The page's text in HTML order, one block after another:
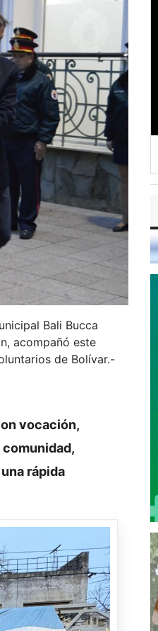
Bali Bucca
acompañó este
de Bolívar.-
vocación,
rápida